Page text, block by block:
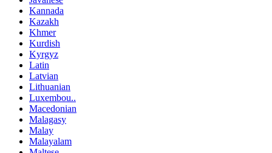
Kannada
Kazakh
Khmer
Kurdish
Kyrgyz
Latin
Latvian
Lithuanian
Luxembou..
Macedonian
Malagasy
Malay
Malayalam